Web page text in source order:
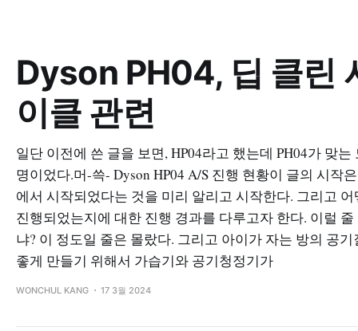
Dyson PH04, 딥 클린
이클 관련
일단 이전에 쓴 글을 보면, HP04라고 했는데 PH04가 맞는
명이었다.머-쓱- Dyson HP04 A/S 진행 현황이 글의 시작
에서 시작되었다는 것을 미리 알리고 시작한다. 그리고 어
진행되었는지에 대한 진행 경과를 다루고자 한다. 이럴 줄
냐? 이 정도일 줄은 몰랐다. 그리고 아이가 자는 방의 공기
좋게 만들기 위해서 가습기와 공기청정기가
WONCHUL KANG 17 3월 2024